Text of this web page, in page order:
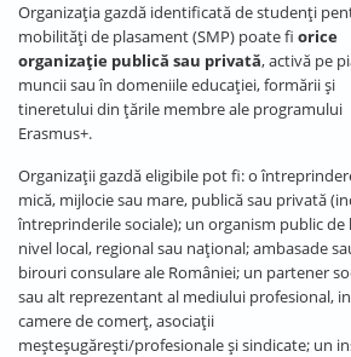
Organizația gazdă identificată de studenți
mobilități de plasament (SMP) poate fi orice
organizație publică sau privată, activă pe
muncii sau în domeniile educației, formării și
tineretului din țările membre ale programului
Erasmus+.
Organizații gazdă eligibile pot fi: o
mică, mijlocie sau mare, publică sau privată
întreprinderile sociale); un organism public de
nivel local, regional sau național; ambasade
birouri consulare ale României; un partener
sau alt reprezentant al mediului profesional,
camere de comerț, asociații
meșteșugărești/profesionale și sindicate; un